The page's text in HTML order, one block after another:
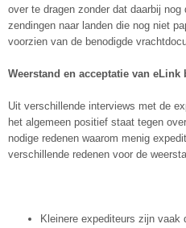
over te dragen zonder dat daarbij
zendingen naar landen die nog niet
voorzien van de benodigde
Weerstand en acceptatie van
Uit verschillende interviews met de
het algemeen positief staat tegen
nodige redenen waarom menig
verschillende redenen voor de
Kleinere expediteurs zijn vaak